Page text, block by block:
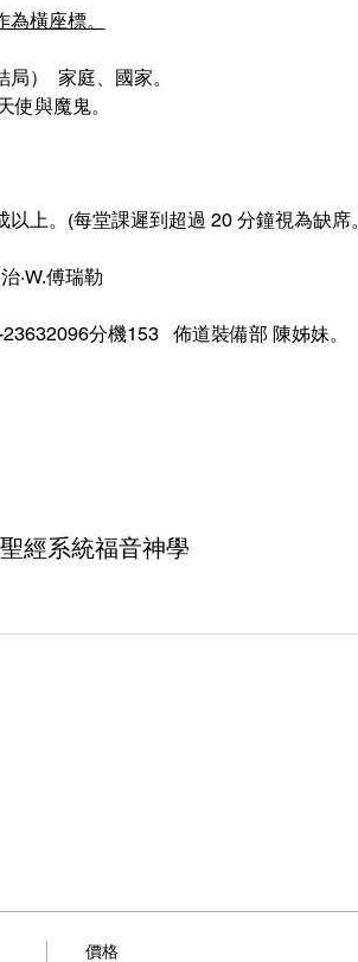
橫座標。
）  家庭、國家。
使與魔鬼。
上。(每堂課遲到超過 20 分鐘視為缺席
‧W.傅瑞勒
分機153   佈道裝備部 陳姊妹。
經系統福音神學
價格